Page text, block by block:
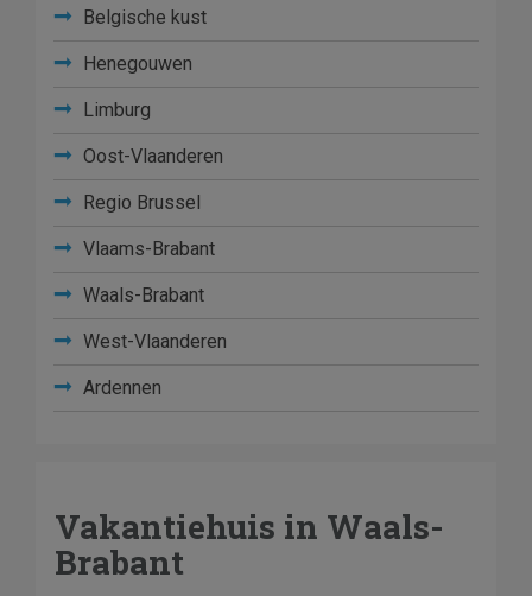
Belgische kust
Henegouwen
Limburg
Oost-Vlaanderen
Regio Brussel
Vlaams-Brabant
Waals-Brabant
West-Vlaanderen
Ardennen
Vakantiehuis in Waals-
Brabant